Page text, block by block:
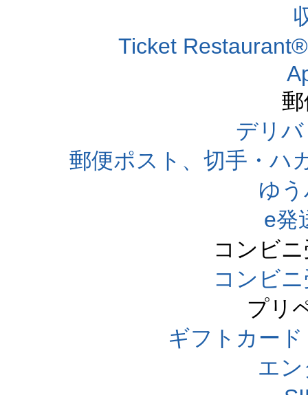
Ticket
デリ
郵便ポスト、切手・ハ
ゆ
e発
コンビ
コンビ
プリ
ギフトカー
エ